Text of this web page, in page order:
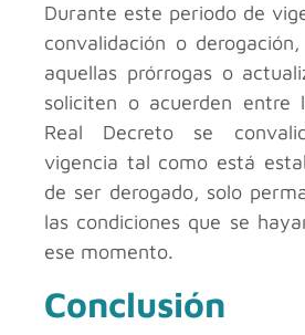
Durante este periodo de
convalidación o
aquellas prórrogas o
soliciten o acuerden entre
Real Decreto se
vigencia tal como está
de ser derogado, solo
las condiciones que se
ese momento.
Conclusión